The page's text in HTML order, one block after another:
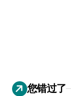
您错过了